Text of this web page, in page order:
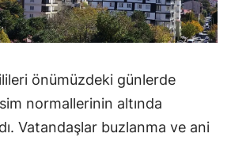
önümüzdeki günlerde
normallerinin altında
Vatandaşlar buzlanma ve ani